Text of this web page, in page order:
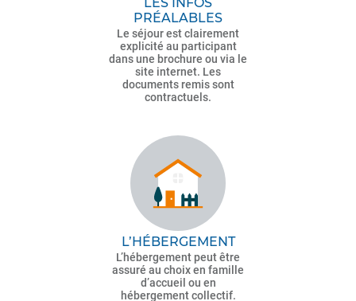
PRÉALABLES
Le séjour est clairement
explicité au participant
dans une brochure ou via le
site internet. Les
documents remis sont
contractuels.
L’HÉBERGEMENT
L’hébergement peut être
assuré au choix en famille
d’accueil ou en
hébergement collectif.